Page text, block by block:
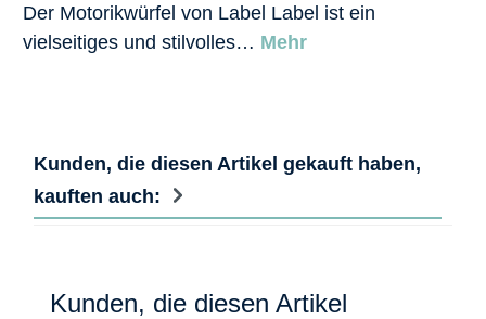
Der Motorikwürfel von Label Label ist ein
vielseitiges und stilvolles… Mehr
Kunden, die diesen Artikel gekauft haben,
kauften auch:
Produktgalerie überspringen
Kunden, die diesen Artikel